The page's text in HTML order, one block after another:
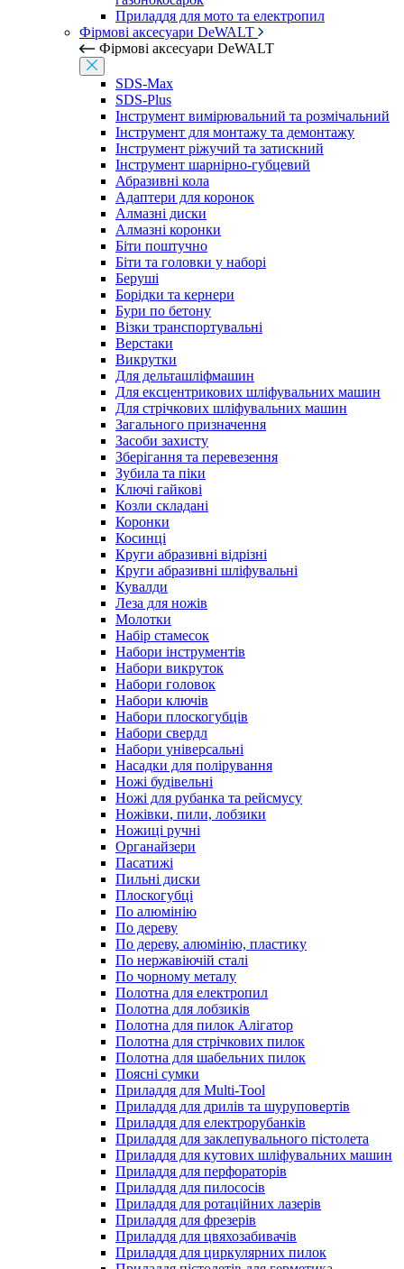
Приладдя для мото та електропил
Фірмові аксесуари DeWALT
Фірмові аксесуари DeWALT
SDS-Max
SDS-Plus
Інструмент вимірювальний та розмічальний
Інструмент для монтажу та демонтажу
Інструмент ріжучий та затискний
Інструмент шарнірно-губцевий
Абразивні кола
Адаптери для коронок
Алмазні диски
Алмазні коронки
Біти поштучно
Біти та головки у наборі
Беруші
Борідки та кернери
Бури по бетону
Візки транспортувальні
Верстаки
Викрутки
Для дельташліфмашин
Для ексцентрикових шліфувальних машин
Для стрічкових шліфувальних машин
Загального призначення
Засоби захисту
Зберігання та перевезення
Зубила та піки
Ключі гайкові
Козли складані
Коронки
Косинці
Круги абразивні відрізні
Круги абразивні шліфувальні
Кувалди
Леза для ножів
Молотки
Набір стамесок
Набори інструментів
Набори викруток
Набори головок
Набори ключів
Набори плоскогубців
Набори свердл
Набори універсальні
Насадки для полірування
Ножі будівельні
Ножі для рубанка та рейсмусу
Ножівки, пили, лобзики
Ножиці ручні
Органайзери
Пасатижі
Пильні диски
Плоскогубці
По алюмінію
По дереву
По дереву, алюмінію, пластику
По нержавіючій сталі
По чорному металу
Полотна для електропил
Полотна для лобзиків
Полотна для пилок Алігатор
Полотна для стрічкових пилок
Полотна для шабельних пилок
Поясні сумки
Приладдя для Multi-Tool
Приладдя для дрилів та шуруповертів
Приладдя для електрорубанків
Приладдя для заклепувального пістолета
Приладдя для кутових шліфувальних машин
Приладдя для перфораторів
Приладдя для пилососів
Приладдя для ротаційних лазерів
Приладдя для фрезерів
Приладдя для цвяхозабивачів
Приладдя для циркулярних пилок